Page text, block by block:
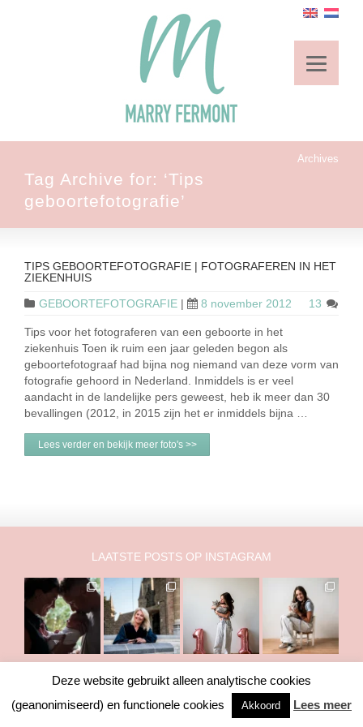
Archives
Tag Archive for: ‘Tips
geboortefotografie’
TIPS GEBOORTEFOTOGRAFIE | FOTOGRAFEREN IN HET
ZIEKENHUIS
GEBOORTEFOTOGRAFIE | 8 november 2012 13
Tips voor het fotograferen van een geboorte in het
ziekenhuis Toen ik ruim een jaar geleden begon als
geboortefotograaf had bijna nog niemand van deze vorm van
fotografie gehoord in Nederland. Inmiddels is er veel
aandacht in de landelijke pers geweest, heb ik meer dan 30
bevallingen (2012, in 2015 zijn het er inmiddels bijna …
Lees verder en bekijk meer foto's >>
LAATSTE POSTS OP INSTAGRAM
Copyright © 2011-2026 Marry Fermont. Het is NIET toegestaan om
foto's of teksten te gebruiken zonder toestemming van mij.
Deze website gebruikt alleen analytische cookies
(geanonimiseerd) en functionele cookies
Akkoord Lees meer